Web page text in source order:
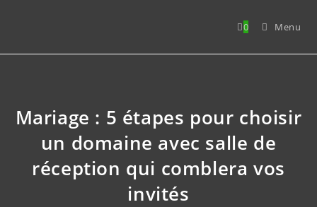
0 Menu
Mariage : 5 étapes pour choisir
un domaine avec salle de
réception qui comblera vos
invités